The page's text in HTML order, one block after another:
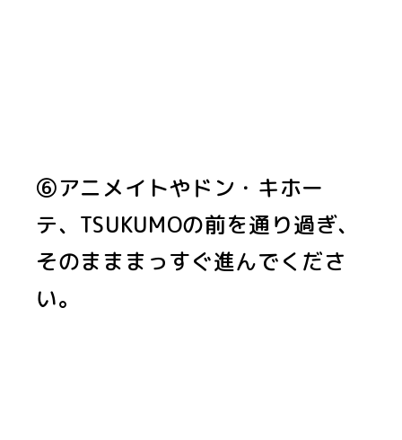
⑥アニメイトやドン・キホー
テ、TSUKUMOの前を通り過ぎ、
そのまままっすぐ進んでくださ
い。